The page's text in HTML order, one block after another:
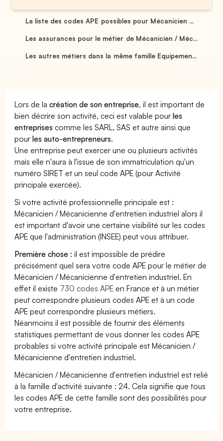
La liste des codes APE possibles pour Mécanicien ...
Les assurances pour le métier de Mécanicien / Méc...
Les autres métiers dans la même famille Equipemen...
Lors de lacréation de son entreprise, il est important de
bien décrire son activité, ceci est valable pourles
entreprises comme les SARL, SAS et autre ainsi que
pourles auto-entrepreneurs.
Une entreprise peut exercer une ou plusieurs activités
mais elle n'aura à l'issue de son immatriculation qu'un
numéro SIRET et un seul code APE (pour Activité
principale exercée).
Si votre activité professionnelle principale est :
Mécanicien / Mécanicienne d'entretien industriel alors il
est important d'avoir une certaine visibilité sur les codes
APE que l'administration (INSEE) peut vous attribuer.
Première chose : il est impossible de prédire
précisément quel sera votre code APE pour le métier de
Mécanicien / Mécanicienne d'entretien industriel. En
effet il existe 730 codes APE en France et à un métier
peut correspondre plusieurs codes APE et à un code
APE peut correspondre plusieurs métiers.
Néanmoins il est possible de fournir des éléments
statistiques permettant de vous donner les codes APE
probables si votre activité principale est Mécanicien /
Mécanicienne d'entretien industriel.
Mécanicien / Mécanicienne d'entretien industriel est relié
à la famille d'activité suivante : 24. Cela signifie que tous
les codes APE de cette famille sont des possibilités pour
votre entreprise.